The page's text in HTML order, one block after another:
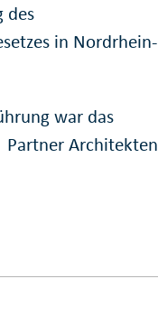
des
in Nordrhein-
war das
Partner Architekten